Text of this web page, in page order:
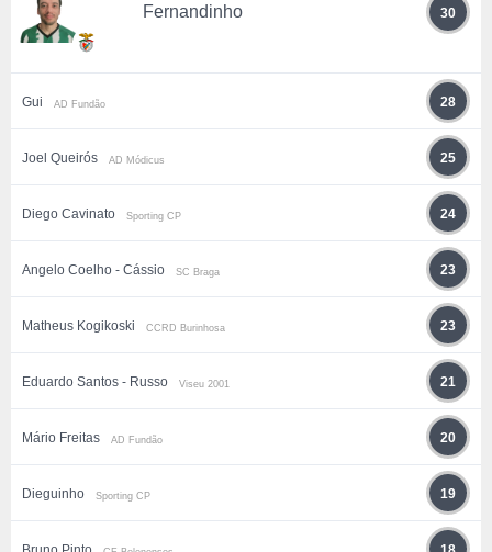
Fernandinho 30
Gui AD Fundão 28
Joel Queirós AD Módicus 25
Diego Cavinato Sporting CP 24
Angelo Coelho - Cássio SC Braga 23
Matheus Kogikoski CCRD Burinhosa 23
Eduardo Santos - Russo Viseu 2001 21
Mário Freitas AD Fundão 20
Dieguinho Sporting CP 19